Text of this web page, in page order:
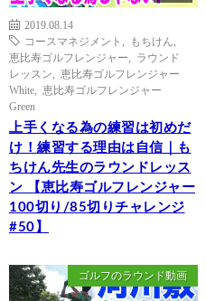
2019.08.14
コースマネジメント
もちけん
恵比寿ゴルフレンジャー
ラウンド
レッスン
恵比寿ゴルフレンジャー
White
恵比寿ゴルフレンジャー
Green
上手くなる為の練習は初めだ
け！練習する理由は自信｜も
ちけん先生のラウンドレッス
ン 【恵比寿ゴルフレンジャー
100切り/85切りチャレンジ
#50】
ゴルフのラウンド動画